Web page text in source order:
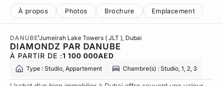
À propos Photos Brochure Emplacement
DANUBE Jumeirah Lake Towers​ ( JLT ) , Dubai
DIAMONDZ PAR DANUBE
À PARTIR DE :1 100 000AED
Type : Studio, Appartement Chambre(s) : Studio, 1, 2, 3